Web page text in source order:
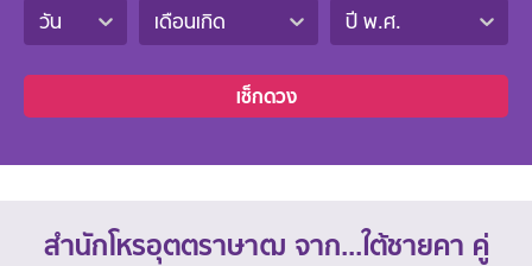
วัน เดือนเกิด ปี พ.ศ.
เช็กดวง
สำนักโหรอุตตราษาฒ จาก...ใต้ชายคา คู่